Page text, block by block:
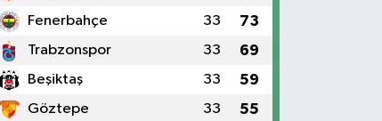
Fenerbahçe 33 73
Trabzonspor 33 69
Beşiktaş 33 59
Göztepe 33 55